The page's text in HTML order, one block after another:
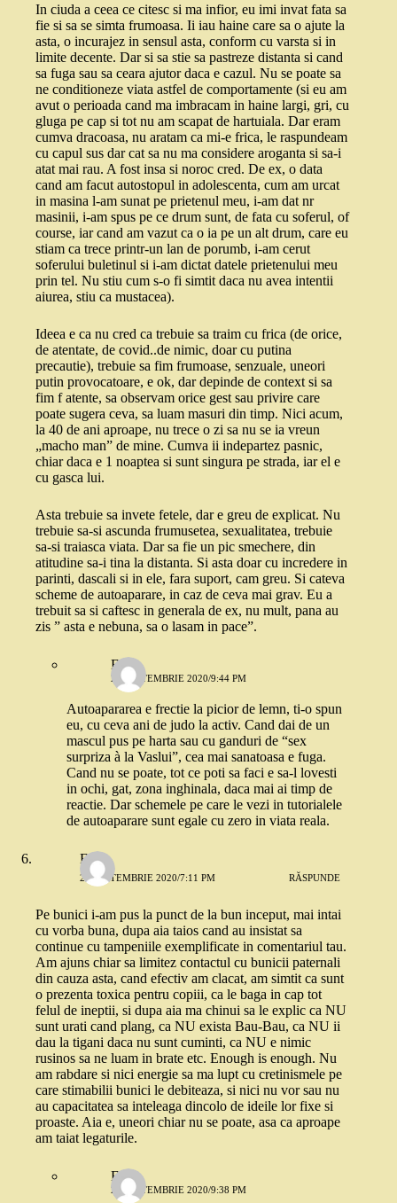
In ciuda a ceea ce citesc si ma infior, eu imi invat fata sa
fie si sa se simta frumoasa. Ii iau haine care sa o ajute la
asta, o incurajez in sensul asta, conform cu varsta si in
limite decente. Dar si sa stie sa pastreze distanta si cand
sa fuga sau sa ceara ajutor daca e cazul. Nu se poate sa
ne conditioneze viata astfel de comportamente (si eu am
avut o perioada cand ma imbracam in haine largi, gri, cu
gluga pe cap si tot nu am scapat de hartuiala. Dar eram
cumva dracoasa, nu aratam ca mi-e frica, le raspundeam
cu capul sus dar cat sa nu ma considere aroganta si sa-i
atat mai rau. A fost insa si noroc cred. De ex, o data
cand am facut autostopul in adolescenta, cum am urcat
in masina l-am sunat pe prietenul meu, i-am dat nr
masinii, i-am spus pe ce drum sunt, de fata cu soferul, of
course, iar cand am vazut ca o ia pe un alt drum, care eu
stiam ca trece printr-un lan de porumb, i-am cerut
soferului buletinul si i-am dictat datele prietenului meu
prin tel. Nu stiu cum s-o fi simtit daca nu avea intentii
aiurea, stiu ca mustacea).
Ideea e ca nu cred ca trebuie sa traim cu frica (de orice,
de atentate, de covid..de nimic, doar cu putina
precautie), trebuie sa fim frumoase, senzuale, uneori
putin provocatoare, e ok, dar depinde de context si sa
fim f atente, sa observam orice gest sau privire care
poate sugera ceva, sa luam masuri din timp. Nici acum,
la 40 de ani aproape, nu trece o zi sa nu se ia vreun
„macho man” de mine. Cumva ii indepartez pasnic,
chiar daca e 1 noaptea si sunt singura pe strada, iar el e
cu gasca lui.
Asta trebuie sa invete fetele, dar e greu de explicat. Nu
trebuie sa-si ascunda frumusetea, sexualitatea, trebuie
sa-si traiasca viata. Dar sa fie un pic smechere, din
atitudine sa-i tina la distanta. Si asta doar cu incredere in
parinti, dascali si in ele, fara suport, cam greu. Si cateva
scheme de autoaparare, in caz de ceva mai grav. Eu a
trebuit sa si caftesc in generala de ex, nu mult, pana au
zis ” asta e nebuna, sa o lasam in pace”.
E.
26 SEPTEMBRIE 2020/9:44 PM
Autoapararea e frectie la picior de lemn, ti-o spun
eu, cu ceva ani de judo la activ. Cand dai de un
mascul pus pe harta sau cu ganduri de “sex
surpriza à la Vaslui”, cea mai sanatoasa e fuga.
Cand nu se poate, tot ce poti sa faci e sa-l lovesti
in ochi, gat, zona inghinala, daca mai ai timp de
reactie. Dar schemele pe care le vezi in tutorialele
de autoaparare sunt egale cu zero in viata reala.
E.
26 SEPTEMBRIE 2020/7:11 PM RĂSPUNDE
Pe bunici i-am pus la punct de la bun inceput, mai intai
cu vorba buna, dupa aia taios cand au insistat sa
continue cu tampeniile exemplificate in comentariul tau.
Am ajuns chiar sa limitez contactul cu bunicii paternali
din cauza asta, cand efectiv am clacat, am simtit ca sunt
o prezenta toxica pentru copiii, ca le baga in cap tot
felul de ineptii, si dupa aia ma chinui sa le explic ca NU
sunt urati cand plang, ca NU exista Bau-Bau, ca NU ii
dau la tigani daca nu sunt cuminti, ca NU e nimic
rusinos sa ne luam in brate etc. Enough is enough. Nu
am rabdare si nici energie sa ma lupt cu cretinismele pe
care stimabilii bunici le debiteaza, si nici nu vor sau nu
au capacitatea sa inteleaga dincolo de ideile lor fixe si
proaste. Aia e, uneori chiar nu se poate, asa ca aproape
am taiat legaturile.
E.
26 SEPTEMBRIE 2020/9:38 PM